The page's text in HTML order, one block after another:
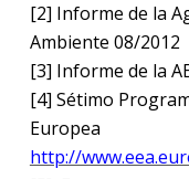
[2] Informe de la
Ambiente 08/2012
[3] Informe de la
[4] Sétimo
Europea
http://